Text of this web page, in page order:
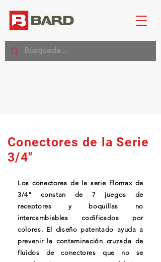
Conectores de la Serie
3/4"
Los conectores de la serie Flomax de
3/4" constan de 7 juegos de
receptores y boquillas no
intercambiables codificados por
colores. El diseño patentado ayuda a
prevenir la contaminación cruzada de
fluidos de conectores que no se